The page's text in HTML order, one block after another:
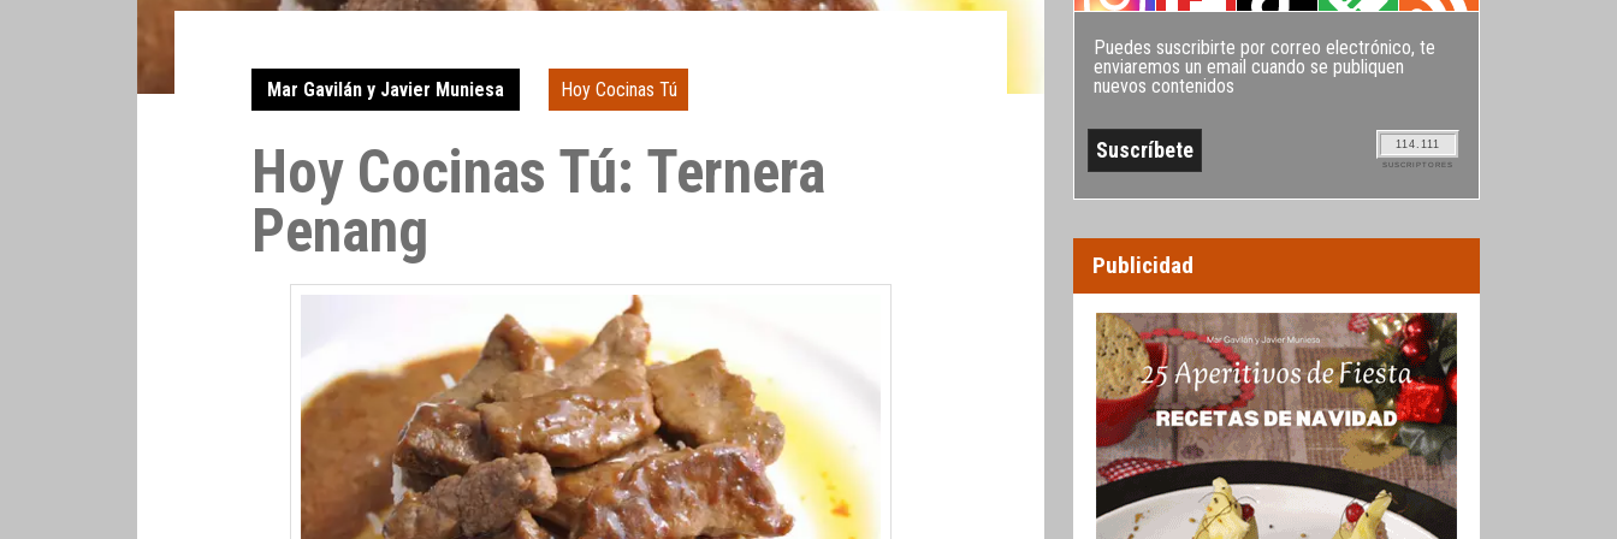
Mar Gavilán y Javier Muniesa Hoy Cocinas Tú
Hoy Cocinas Tú: Ternera
Penang
Puedes suscribirte por correo electrónico, te
enviaremos un email cuando se publiquen
nuevos contenidos
114.111
SUSCRIPTORES
Publicidad